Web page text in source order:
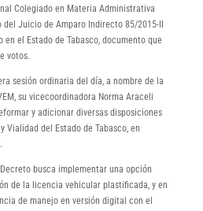
Colegiado en Materia Administrativa
Juicio de Amparo Indirecto 85/2015-II
el Estado de Tabasco, documento que
votos.
sesión ordinaria del día, a nombre de la
su vicecoordinadora Norma Araceli
y adicionar diversas disposiciones
Vialidad del Estado de Tabasco, en
busca implementar una opción
de la licencia vehicular plastificada, y en
de manejo en versión digital con el